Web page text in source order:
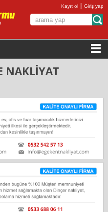
Kayıt ol |Giriş yap
NAKLİYAT